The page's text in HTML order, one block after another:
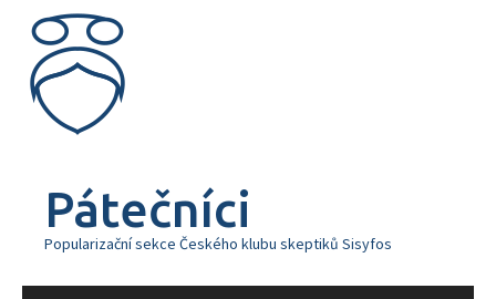
content
Pátečníci
Popularizační sekce Českého klubu skeptiků Sisyfos